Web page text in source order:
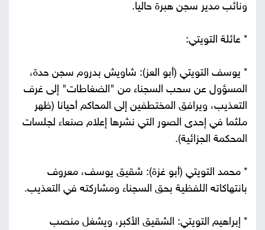
ونائب مدير سجن هبرة حاليا.
* عائلة التويتي:
* يوسف التويتي (أبو العز): شاويش بدروم سجن حدة،
المسؤول عن سحب السجناء من "الضغاطات" إلى غرف
التعذيب، ويرافق المختطفين إلى المحاكم أحيانا (ظهر
ملثما في إحدى الصور التي نشرها إعلام صنعاء لجلسات
المحكمة الجزائية).
* محمد التويتي (أبو غزة): شقيق يوسف، معروف
بانتهاكاته اللفظية بحق السجناء ومشاركته في التعذيب.
* إبراهيم التويتي: الشقيق الأكبر، ويشغل منصب